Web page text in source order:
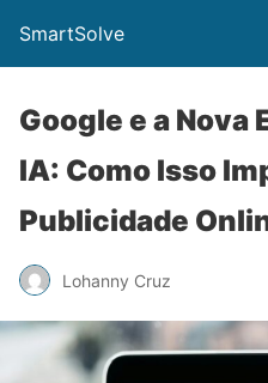
SmartSolve
Google e a Nova
IA: Como Isso
Publicidade
Lohanny Cruz